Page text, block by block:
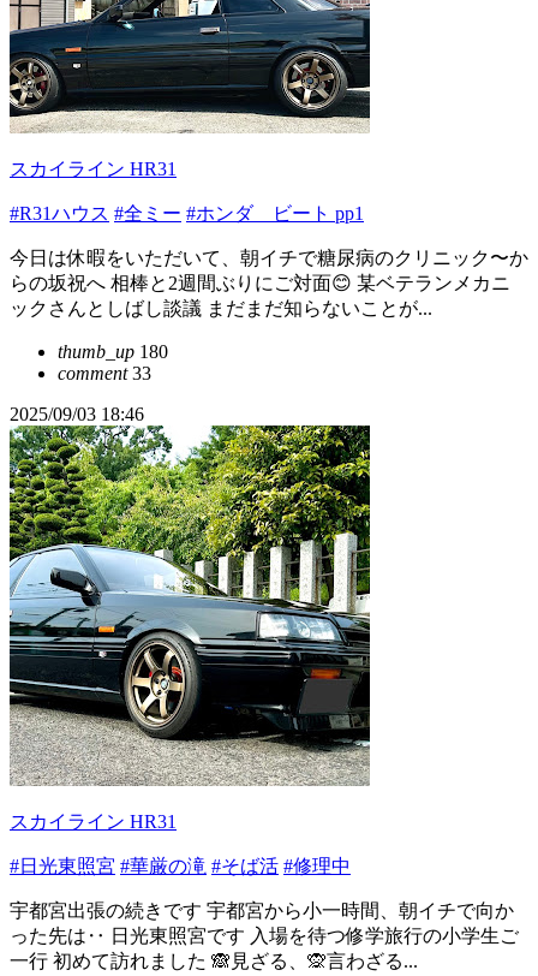
スカイライン HR31
#R31ハウス #全ミー #ホンダ ビート pp1
今日は休暇をいただいて、朝イチで糖尿病のクリニック〜か
らの坂祝へ 相棒と2週間ぶりにご対面😊 某ベテランメカニ
ックさんとしばし談議 まだまだ知らないことが...
thumb_up 180
comment33
2025/09/03 18:46
スカイライン HR31
#日光東照宮 #華厳の滝 #そば活 #修理中
宇都宮出張の続きです 宇都宮から小一時間、朝イチで向か
った先は‥ 日光東照宮です 入場を待つ修学旅行の小学生ご
一行 初めて訪れました 🙈見ざる、🙊言わざる...